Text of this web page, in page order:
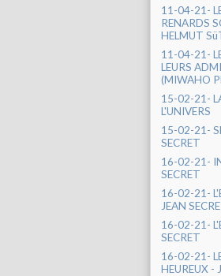
11-04-21-
RENARDS
HELMUT
11-04-21-
LEURS
(MIWAHO
15-02-21-
L'UNIVERS
15-02-21-
SECRET
16-02-21-
SECRET
16-02-21-
JEAN
16-02-21-
SECRET
16-02-21-
HEUREUX -